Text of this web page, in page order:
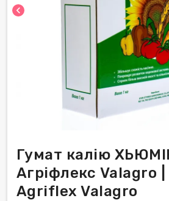
chevron_left
Гумат калію
Агріфлекс Valagro
Agriflex Valagro